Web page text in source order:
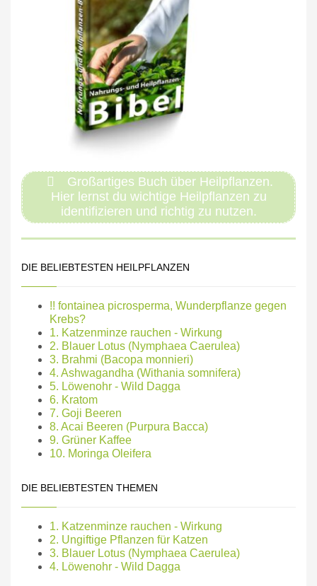
Großartiges Buch über Heilpflanzen.
Hier lernst du wichtige Heilpflanzen zu
identifizieren und richtig zu nutzen.
DIE BELIEBTESTEN HEILPFLANZEN
!! fontainea picrosperma, Wunderpflanze gegen
Krebs?
1. Katzenminze rauchen - Wirkung
2. Blauer Lotus (Nymphaea Caerulea)
3. Brahmi (Bacopa monnieri)
4. Ashwagandha (Withania somnifera)
5. Löwenohr - Wild Dagga
6. Kratom
7. Goji Beeren
8. Acai Beeren (Purpura Bacca)
9. Grüner Kaffee
10. Moringa Oleifera
DIE BELIEBTESTEN THEMEN
1. Katzenminze rauchen - Wirkung
2. Ungiftige Pflanzen für Katzen
3. Blauer Lotus (Nymphaea Caerulea)
4. Löwenohr - Wild Dagga